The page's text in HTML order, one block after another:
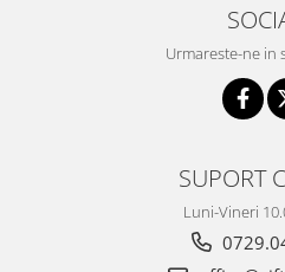
Urmareste-ne in
SUPORT
Luni-Vineri